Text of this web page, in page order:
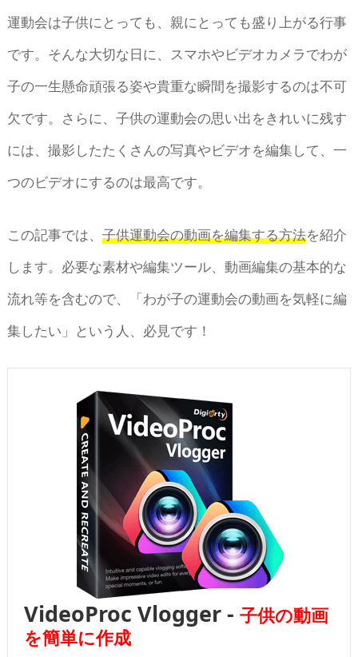
運動会は子供にとっても、親にとっても盛り上がる行事
です。そんな大切な日に、スマホやビデオカメラでわが
子の一生懸命頑張る姿や貴重な瞬間を撮影するのは不可
欠です。さらに、子供の運動会の思い出をきれいに残す
には、撮影したたくさんの写真やビデオを編集して、一
つのビデオにするのは最高です。
この記事では、 子供運動会の動画を編集する方法を紹介
します。必要な素材や編集ツール、動画編集の基本的な
流れ等を含むので、「わが子の運動会の動画を気軽に編
集したい」という人、必見です！
VideoProc Vlogger - 子供の動画
を簡単に作成